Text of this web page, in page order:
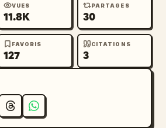
VUES
11.8K
PARTAGES
30
FAVORIS
127
CITATIONS
3